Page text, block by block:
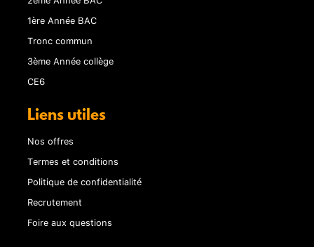
1ère Année BAC
Tronc commun
3ème Année collège
CE6
Liens utiles
Nos offres
Termes et conditions
Politique de confidentialité
Recrutement
Foire aux questions